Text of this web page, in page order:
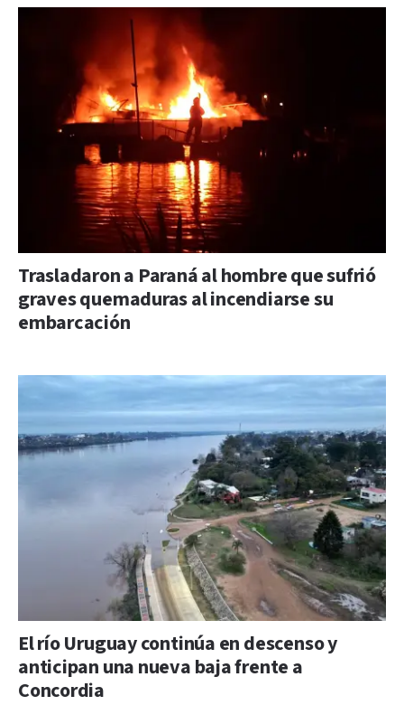
Trasladaron a Paraná al hombre que sufrió
graves quemaduras al incendiarse su
embarcación
El río Uruguay continúa en descenso y
anticipan una nueva baja frente a
Concordia